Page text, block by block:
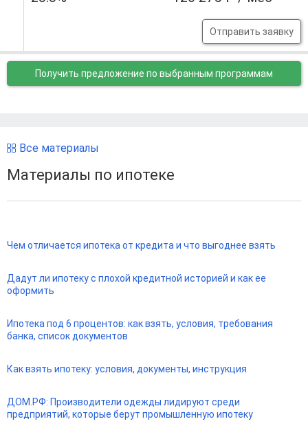
Отправить заявку
Получить предложение по выбранным программам
Все материалы
Материалы по ипотеке
Чем отличается ипотека от кредита и что выгоднее взять
Дадут ли ипотеку с плохой кредитной историей и как ее
оформить
Ипотека под 6 процентов: как взять, условия, требования
банка, список документов
Как взять ипотеку: условия, документы, инструкция
ДОМ.РФ: Производители одежды лидируют среди
предприятий, которые берут промышленную ипотеку